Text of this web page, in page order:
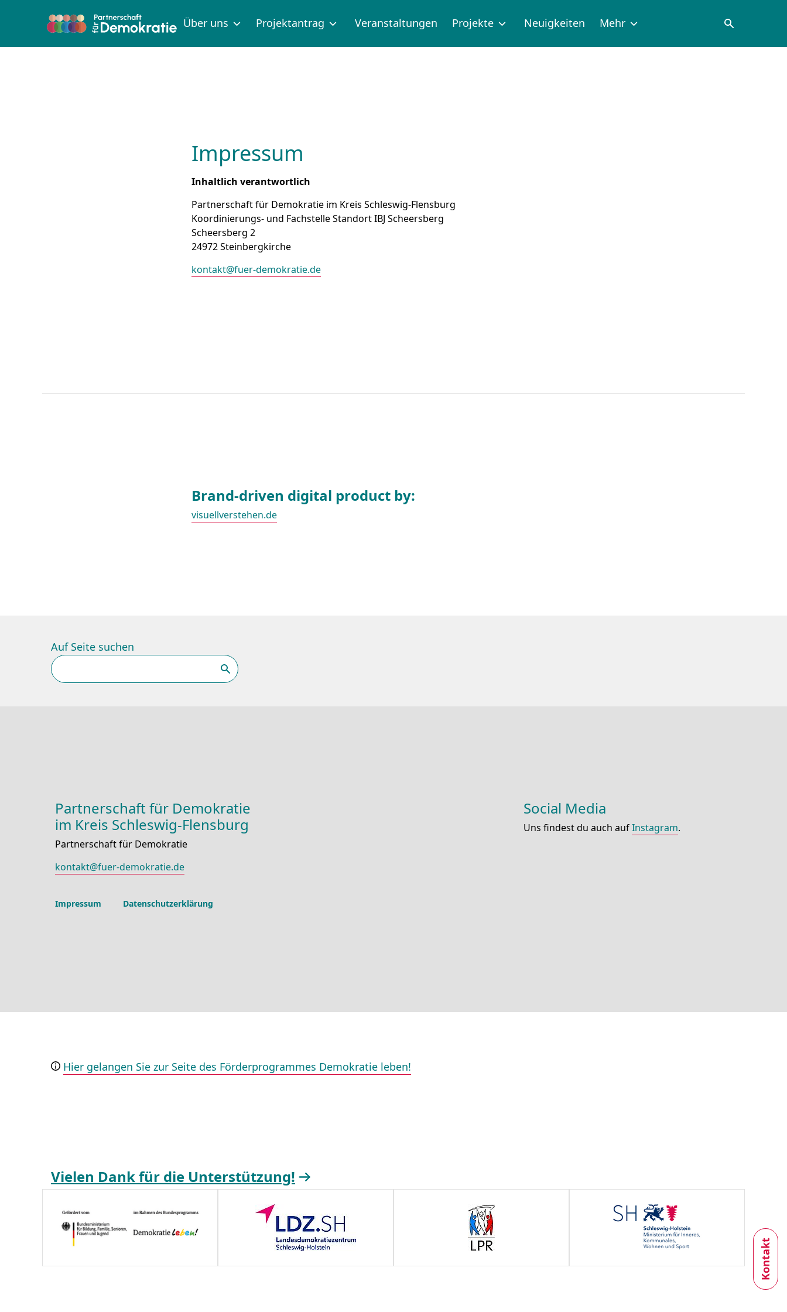
Zum Inhalt springen
Zur Fußzeile springen Über uns Projektantrag Veranstaltungen Projekte Neuigkeiten Mehr
Impressum
Inhaltlich verantwortlich
Partnerschaft für Demokratie im Kreis Schleswig-Flensburg
Koordinierungs- und Fachstelle Standort IBJ Scheersberg
Scheersberg 2
24972 Steinbergkirche
kontakt@fuer-demokratie.de
Brand-driven digital product by:
visuellverstehen.de
Auf Seite suchen
Suchen
Partnerschaft für Demokratie
im Kreis Schleswig-Flensburg
Partnerschaft für Demokratie
kontakt@fuer-demokratie.de
Social Media
Uns findest du auch aufInstagram.
Impressum Datenschutzerklärung
Hier gelangen Sie zur Seite des Förderprogrammes Demokratie leben!
Vielen Dank für die Unterstützung!